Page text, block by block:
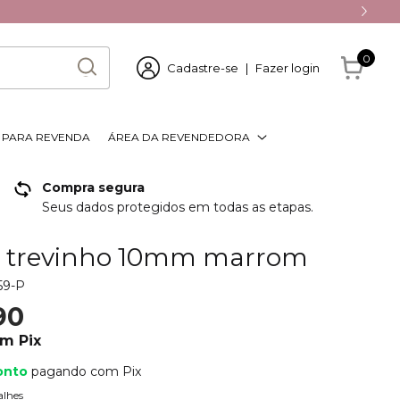
Cadastre-se | Fazer login
0
PARA REVENDA ÁREA DA REVENDEDORA
Compra segura
Seus dados protegidos em todas as etapas.
trevinho 10mm marrom
P
Pix
pagando com Pix